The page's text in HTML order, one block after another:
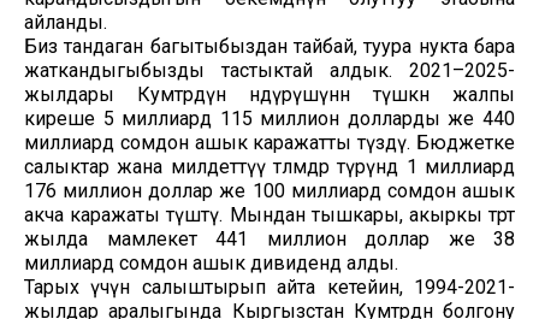
айланды.
Биз тандаган багытыбыздан тайбай, туура нукта бара
жаткандыгыбызды тастыктай алдык. 2021–2025-
жылдары Кумтөрдүн өндүрүшүнөн түшкөн жалпы
киреше 5 миллиард 115 миллион долларды же 440
миллиард сомдон ашык каражатты түздү. Бюджетке
салыктар жана милдеттүү төлөмдөр түрүндө 1 миллиард
176 миллион доллар же 100 миллиард сомдон ашык
акча каражаты түштү. Мындан тышкары, акыркы төрт
жылда мамлекет 441 миллион доллар же 38
миллиард сомдон ашык дивиденд алды.
Тарых үчүн салыштырып айта кетейин, 1994-2021-
жылдар аралыгында Кыргызстан Кумтөрдөн болгону